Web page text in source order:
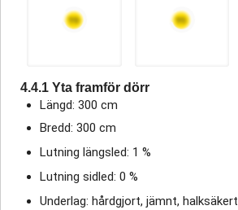
4.4.1 Yta framför dörr
Längd: 300 cm
Bredd: 300 cm
Lutning längsled: 1 %
Lutning sidled: 0 %
Underlag: hårdgjort, jämnt, halksäkert